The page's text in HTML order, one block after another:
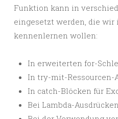
Funktion kann in
eingesetzt werden, die wir
kennenlernen wollen:
In erweiterten for-
In try-mit-Ressourcen-
In catch-Blöcken für
Bei Lambda-